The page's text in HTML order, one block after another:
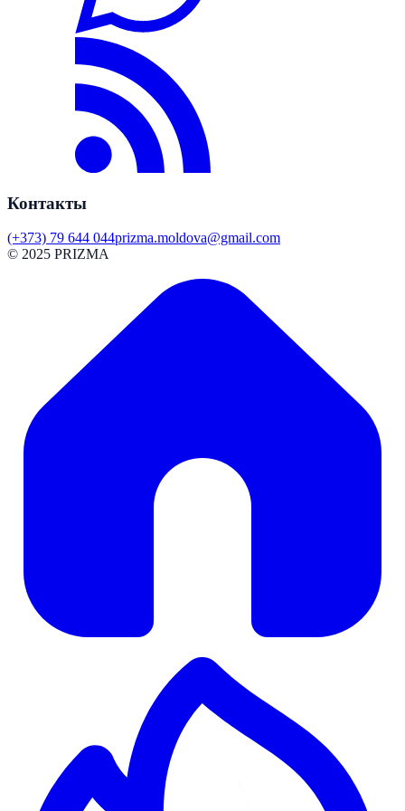
Контакты
(+373) 79 644 044prizma.moldova@gmail.com
© 2025 PRIZMA